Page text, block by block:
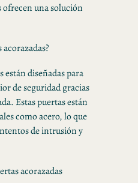
ofrecen una solución
acorazadas?
están diseñadas para
de seguridad gracias
Estas puertas están
como acero, lo que
de intrusión y
acorazadas